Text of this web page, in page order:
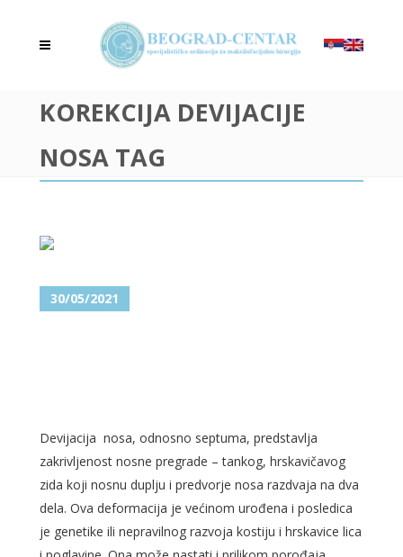
KOREKCIJA DEVIJACIJE
NOSA TAG
30/05/2021
Devijacija nosa, odnosno septuma, predstavlja
zakrivljenost nosne pregrade – tankog, hrskavičavog
zida koji nosnu duplju i predvorje nosa razdvaja na dva
dela. Ova deformacija je većinom urođena i posledica
je genetike ili nepravilnog razvoja kostiju i hrskavice lica